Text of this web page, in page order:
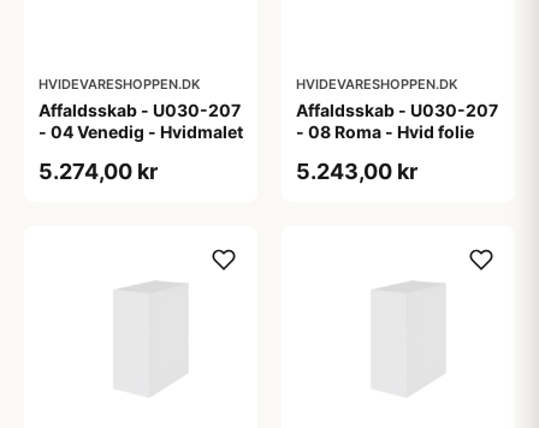
HVIDEVARESHOPPEN.DK
Affaldsskab - U030-207
- 04 Venedig - Hvidmalet
5.274,00 kr
HVIDEVARESHOPPEN.DK
Affaldsskab - U030-207
- 08 Roma - Hvid folie
5.243,00 kr